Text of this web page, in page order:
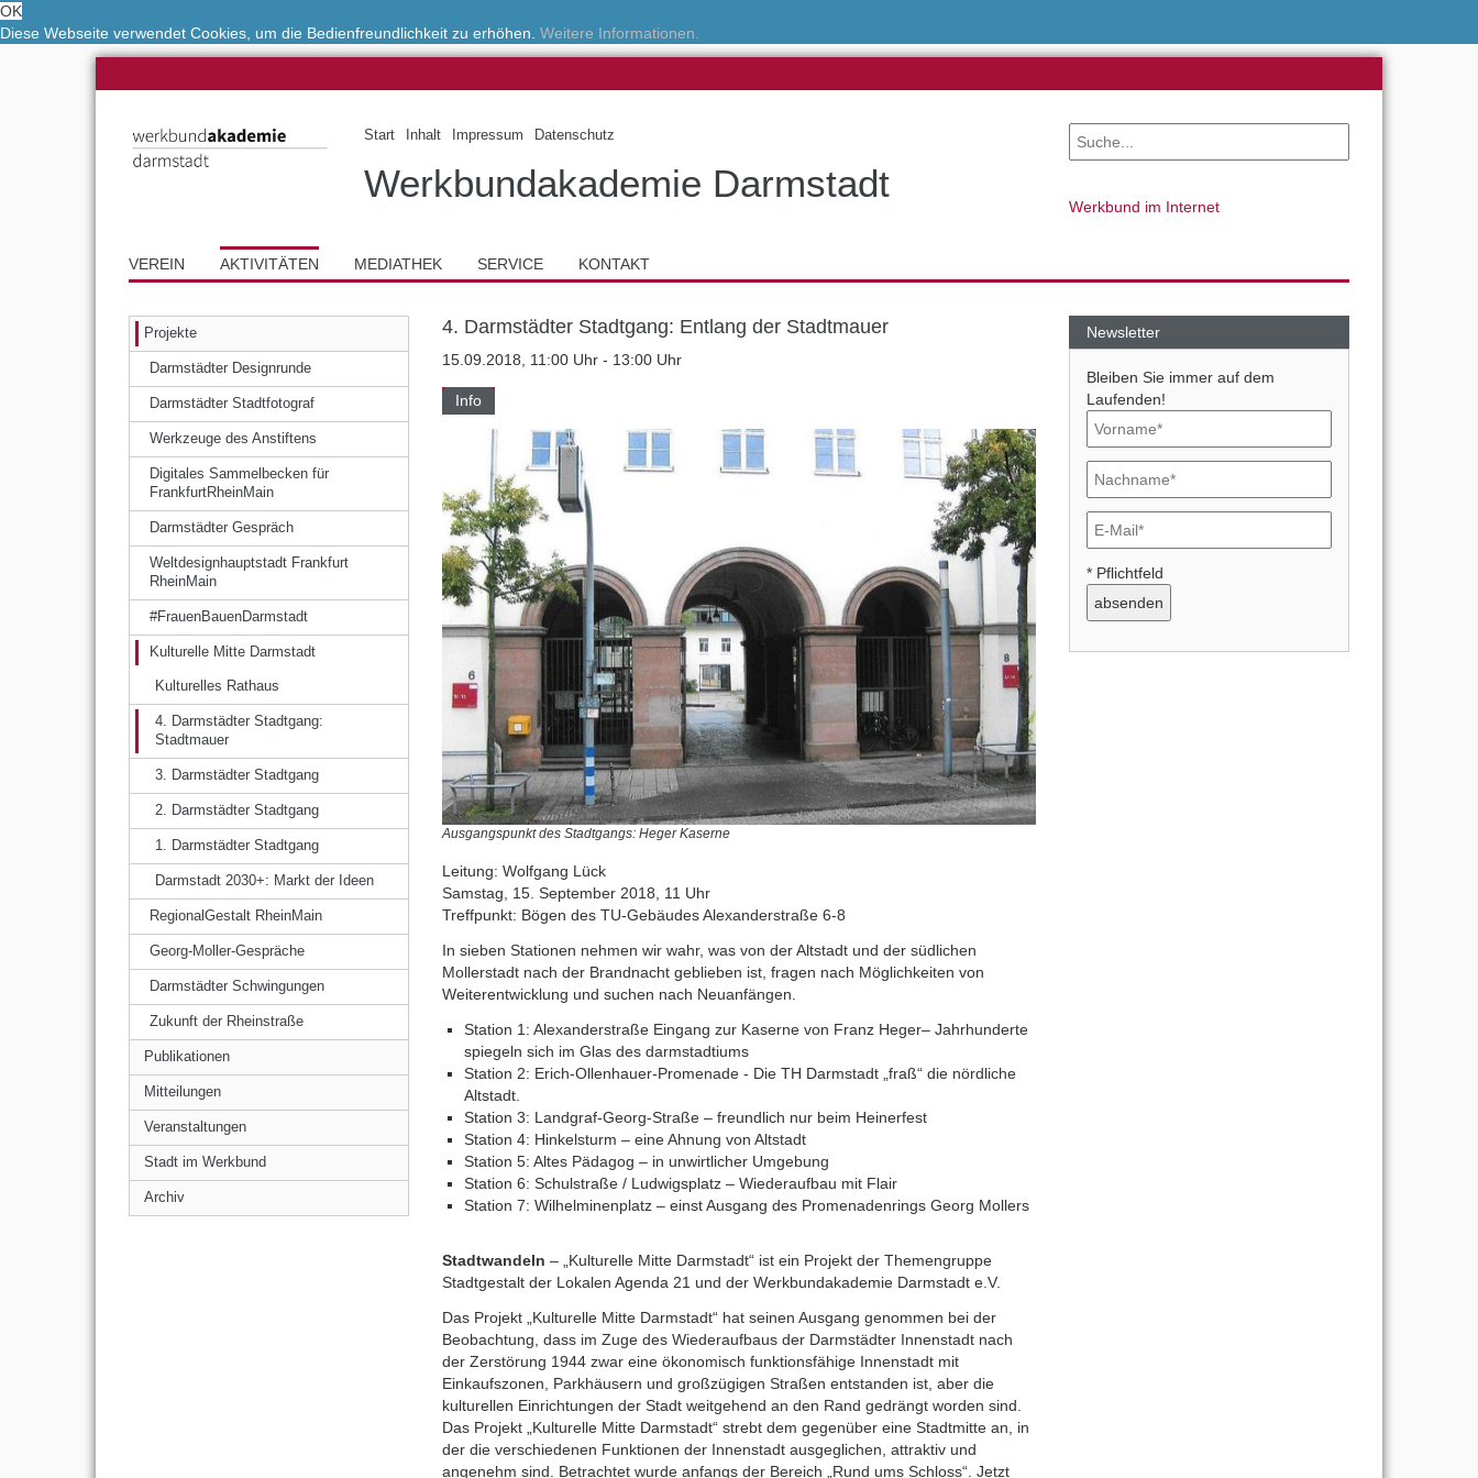
OK
Diese Webseite verwendet Cookies, um die Bedienfreundlichkeit zu erhöhen. Weitere Informationen.
Start Inhalt Impressum Datenschutz
Werkbundakademie Darmstadt
Werkbund im Internet
VEREIN AKTIVITÄTEN MEDIATHEK SERVICE KONTAKT
Projekte
Darmstädter Designrunde
Darmstädter Stadtfotograf
Werkzeuge des Anstiftens
Digitales Sammelbecken für
FrankfurtRheinMain
Darmstädter Gespräch
Weltdesignhauptstadt Frankfurt
RheinMain
#FrauenBauenDarmstadt
Kulturelle Mitte Darmstadt
Kulturelles Rathaus
4. Darmstädter Stadtgang:
Stadtmauer
3. Darmstädter Stadtgang
2. Darmstädter Stadtgang
1. Darmstädter Stadtgang
Darmstadt 2030+: Markt der Ideen
RegionalGestalt RheinMain
Georg-Moller-Gespräche
Darmstädter Schwingungen
Zukunft der Rheinstraße
Publikationen
Mitteilungen
Veranstaltungen
Stadt im Werkbund
Archiv
4. Darmstädter Stadtgang: Entlang der Stadtmauer
15.09.2018, 11:00 Uhr - 13:00 Uhr
Info
Ausgangspunkt des Stadtgangs: Heger Kaserne
Leitung: Wolfgang Lück
Samstag, 15. September 2018, 11 Uhr
Treffpunkt: Bögen des TU-Gebäudes Alexanderstraße 6-8
In sieben Stationen nehmen wir wahr, was von der Altstadt und der südlichen
Mollerstadt nach der Brandnacht geblieben ist, fragen nach Möglichkeiten von
Weiterentwicklung und suchen nach Neuanfängen.
Station 1: Alexanderstraße Eingang zur Kaserne von Franz Heger– Jahrhunderte
spiegeln sich im Glas des darmstadtiums
Station 2: Erich-Ollenhauer-Promenade - Die TH Darmstadt „fraß“ die nördliche
Altstadt.
Station 3: Landgraf-Georg-Straße – freundlich nur beim Heinerfest
Station 4: Hinkelsturm – eine Ahnung von Altstadt
Station 5: Altes Pädagog – in unwirtlicher Umgebung
Station 6: Schulstraße / Ludwigsplatz – Wiederaufbau mit Flair
Station 7: Wilhelminenplatz – einst Ausgang des Promenadenrings Georg Mollers
Stadtwandeln – „Kulturelle Mitte Darmstadt“ ist ein Projekt der Themengruppe
Stadtgestalt der Lokalen Agenda 21 und der Werkbundakademie Darmstadt e.V.
Das Projekt „Kulturelle Mitte Darmstadt“ hat seinen Ausgang genommen bei der
Beobachtung, dass im Zuge des Wiederaufbaus der Darmstädter Innenstadt nach
der Zerstörung 1944 zwar eine ökonomisch funktionsfähige Innenstadt mit
Einkaufszonen, Parkhäusern und großzügigen Straßen entstanden ist, aber die
kulturellen Einrichtungen der Stadt weitgehend an den Rand gedrängt worden sind.
Das Projekt „Kulturelle Mitte Darmstadt“ strebt dem gegenüber eine Stadtmitte an, in
der die verschiedenen Funktionen der Innenstadt ausgeglichen, attraktiv und
angenehm sind. Betrachtet wurde anfangs der Bereich „Rund ums Schloss“. Jetzt
Newsletter
Bleiben Sie immer auf dem
Laufenden!
* Pflichtfeld